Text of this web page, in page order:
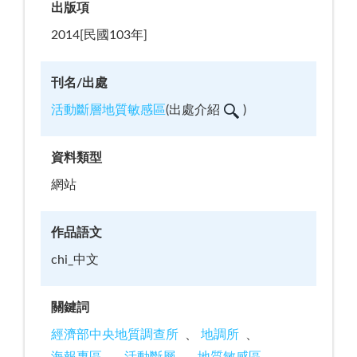
出版項
2014[民國103年]
刊名/出處
活動斷層地質敏感區(出處介紹 )
資料類型
網站
作品語文
chi_中文
關鍵詞
經濟部中央地質調查所
地調所